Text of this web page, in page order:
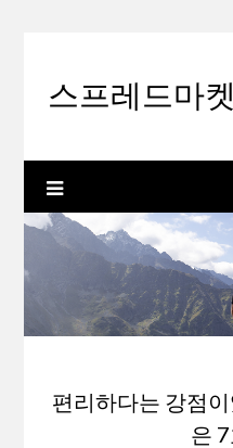
스프레드마
편리하다는 강점
은